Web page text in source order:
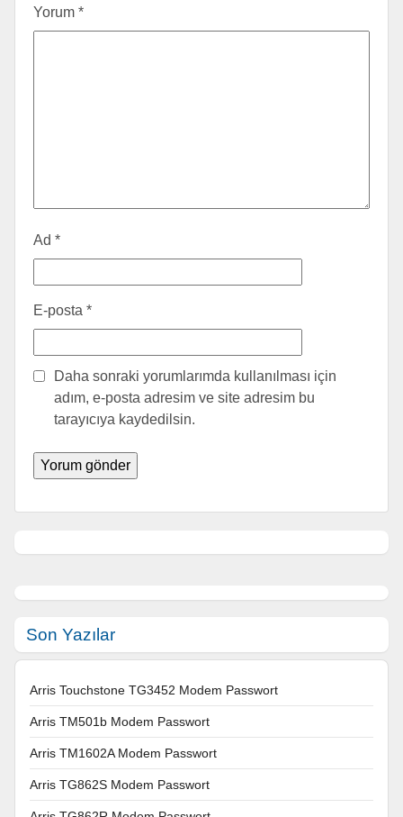
Yorum *
Ad *
E-posta *
Daha sonraki yorumlarımda kullanılması için
adım, e-posta adresim ve site adresim bu
tarayıcıya kaydedilsin.
Son Yazılar
Arris Touchstone TG3452 Modem Passwort
Arris TM501b Modem Passwort
Arris TM1602A Modem Passwort
Arris TG862S Modem Passwort